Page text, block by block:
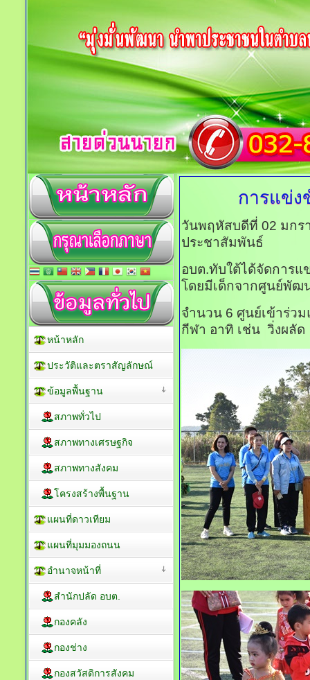
การแข่
วันพฤหัสบดีที่ 02 มกร
ประชาสัมพันธ์
อบต.ทับใต้ได้จัดการ
โดยมีเด็กจากศูนย์พัฒ
จำนวน 6 ศูนย์เข้าร่ว
กีฬา อาทิ เช่น วิ่งผลั
หน้าหลัก
ประวัติและตราสัญลักษณ์
ข้อมูลพื้นฐาน
สภาพทั่วไป
สภาพทางเศรษฐกิจ
สภาพทางสังคม
โครงสร้างพื้นฐาน
แผนที่ดาวเทียม
แผนที่มุมมองถนน
อำนาจหน้าที่
สำนักปลัด อบต.
กองคลัง
กองช่าง
กองสวัสดิการสังคม